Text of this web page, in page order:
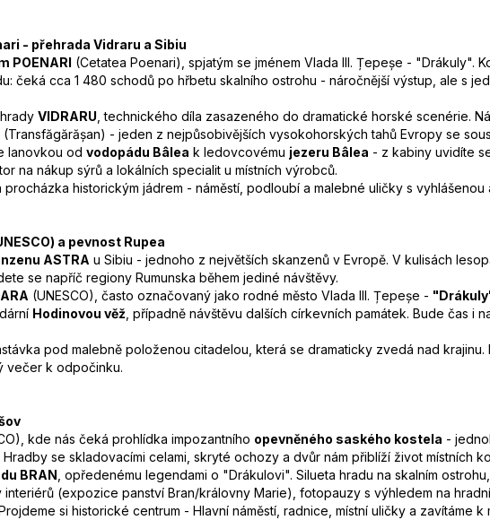
- přehrada Vidraru a Sibiu
POENARI (Cetatea Poenari), spjatým se jménem Vlada III. Țepeșe - "Drákuly".
čeká cca 1 480 schodů po hřbetu skalního ostrohu - náročnější výstup, ale s
VIDRARU , technického díla zasazeného do dramatické horské scenérie.
(Transfăgărășan) - jeden z nejpůsobivějších vysokohorských tahů Evropy se
lanovkou od vodopádu Bâlea k ledovcovému jezeru Bâlea - z kabiny uvidíte
na nákup sýrů a lokálních specialit u místních výrobců.
procházka historickým jádrem - náměstí, podloubí a malebné uličky s
a pevnost Rupea
ASTRA u Sibiu - jednoho z největších skanzenů v Evropě. V kulisách
se napříč regiony Rumunska během jediné návštěvy.
(UNESCO), často označovaný jako rodné město Vlada III. Țepeșe -
Hodinovou věž , případně návštěvu dalších církevních památek. Bude čas i
pod malebně položenou citadelou, která se dramaticky zvedá nad
večer k odpočinku.
kde nás čeká prohlídka impozantního opevněného saského kostela -
se skladovacími celami, skryté ochozy a dvůr nám přiblíží život místních
BRAN , opředenému legendami o "Drákulovi". Silueta hradu na skalním
(expozice panství Bran/královny Marie), fotopauzy s výhledem na hradní
si historické centrum - Hlavní náměstí, radnice, místní uličky a zavítáme k